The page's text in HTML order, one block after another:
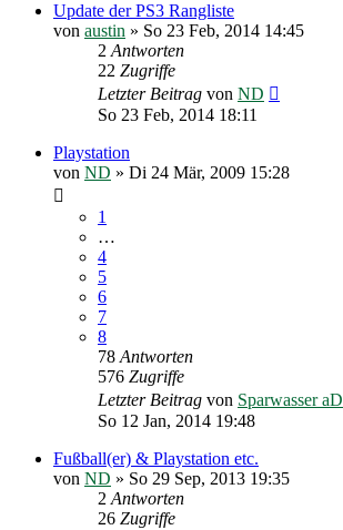
Update der PS3 Rangliste
von austin » So 23 Feb, 2014 14:45
2Antworten
22 Zugriffe
Letzter Beitrag von ND
So 23 Feb, 2014 18:11
Playstation
von ND » Di 24 Mär, 2009 15:28
1
…
4
5
6
7
8
78Antworten
576 Zugriffe
Letzter Beitrag von Sparwasser aD
So 12 Jan, 2014 19:48
Fußball(er) & Playstation etc.
von ND » So 29 Sep, 2013 19:35
2Antworten
26 Zugriffe